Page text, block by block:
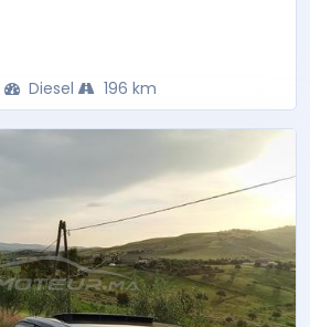
Diesel 196 km